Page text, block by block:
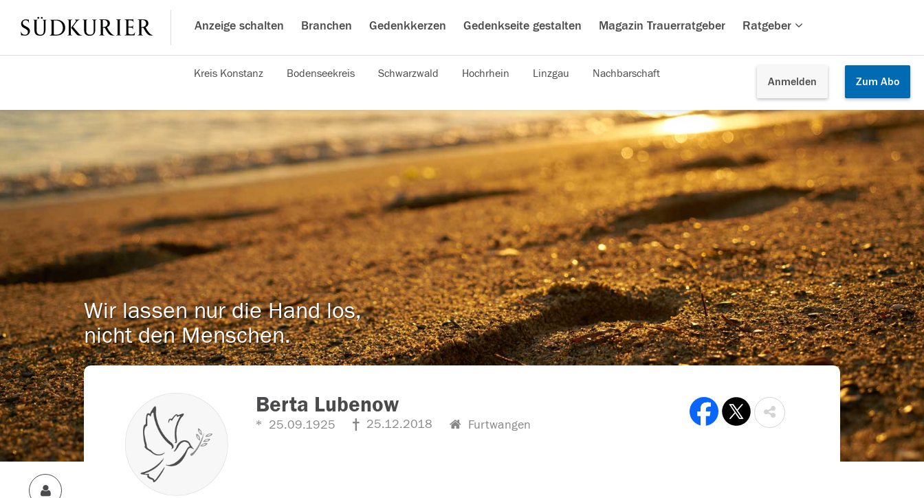
Anzeige schalten Branchen Gedenkkerzen Gedenkseite gestalten Magazin Trauerratgeber Ratgeber
Anmelden Zum Abo
Kreis Konstanz Bodenseekreis Schwarzwald Hochrhein Linzgau Nachbarschaft
Wir lassen nur die Hand los,
nicht den Menschen.
Berta Lubenow
25.09.1925 25.12.2018 Furtwangen